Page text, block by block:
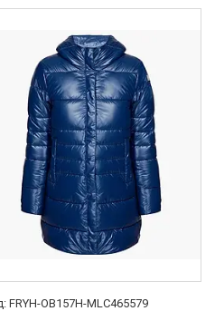
FRYH-OB157H-MLC465579